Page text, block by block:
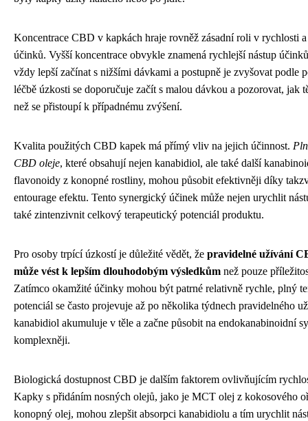
Koncentrace CBD v kapkách hraje rovněž zásadní roli v rychlosti
účinků. Vyšší koncentrace obvykle znamená rychlejší nástup
vždy lepší začínat s nižšími dávkami a postupně je zvyšovat podle
léčbě úzkosti se doporučuje začít s malou dávkou a pozorovat, jak
než se přistoupí k případnému zvýšení.
Kvalita použitých CBD kapek má přímý vliv na jejich účinnost.
CBD oleje, které obsahují nejen kanabidiol, ale také další
flavonoidy z konopné rostliny, mohou působit efektivněji díky
entourage efektu. Tento synergický účinek může nejen urychlit
také zintenzivnit celkový terapeutický potenciál produktu.
Pro osoby trpící úzkostí je důležité vědět, že pravidelné užívání
může vést k lepším dlouhodobým výsledkům než pouze
Zatímco okamžité účinky mohou být patrné relativně rychle, plný
potenciál se často projevuje až po několika týdnech pravidelného
kanabidiol akumuluje v těle a začne působit na endokanabinoidní
komplexněji.
Biologická dostupnost CBD je dalším faktorem ovlivňujícím
Kapky s přidáním nosných olejů, jako je MCT olej z kokosového
konopný olej, mohou zlepšit absorpci kanabidiolu a tím urychlit